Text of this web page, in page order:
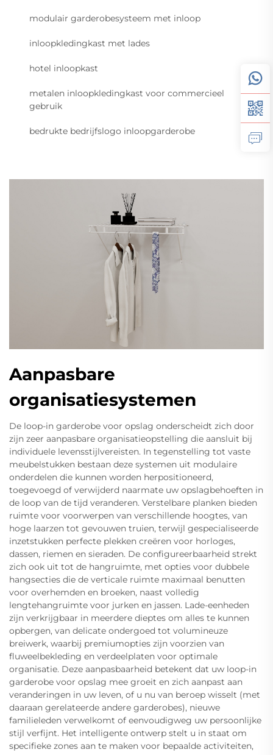
modulair garderobesysteem met inloop
inloopkledingkast met lades
hotel inloopkast
metalen inloopkledingkast voor commercieel
gebruik
bedrukte bedrijfslogo inloopgarderobe
Aanpasbare
organisatiesystemen
De loop-in garderobe voor opslag onderscheidt zich door
zijn zeer aanpasbare organisatieopstelling die aansluit bij
individuele levensstijlvereisten. In tegenstelling tot vaste
meubelstukken bestaan deze systemen uit modulaire
onderdelen die kunnen worden herpositioneerd,
toegevoegd of verwijderd naarmate uw opslagbehoeften in
de loop van de tijd veranderen. Verstelbare planken bieden
ruimte voor voorwerpen van verschillende hoogtes, van
hoge laarzen tot gevouwen truien, terwijl gespecialiseerde
inzetstukken perfecte plekken creëren voor horloges,
dassen, riemen en sieraden. De configureerbaarheid strekt
zich ook uit tot de hangruimte, met opties voor dubbele
hangsecties die de verticale ruimte maximaal benutten
voor overhemden en broeken, naast volledig
lengtehangruimte voor jurken en jassen. Lade-eenheden
zijn verkrijgbaar in meerdere dieptes om alles te kunnen
opbergen, van delicate ondergoed tot volumineuze
breiwerk, waarbij premiumopties zijn voorzien van
fluweelbekleding en verdeelplaten voor optimale
organisatie. Deze aanpasbaarheid betekent dat uw loop-in
garderobe voor opslag mee groeit en zich aanpast aan
veranderingen in uw leven, of u nu van beroep wisselt (met
daaraan gerelateerde andere garderobes), nieuwe
familieleden verwelkomt of eenvoudigweg uw persoonlijke
stijl verfijnt. Het intelligente ontwerp stelt u in staat om
specifieke zones aan te maken voor bepaalde activiteiten,